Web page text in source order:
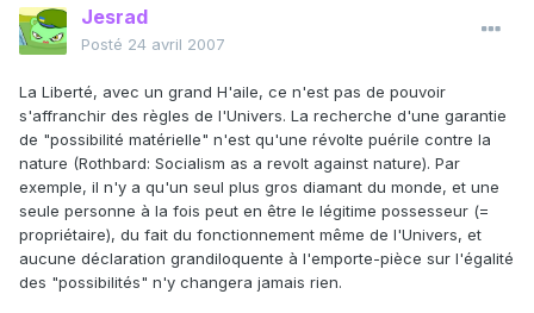
Jesrad
Posté 24 avril 2007
La Liberté, avec un grand H'aile, ce n'est pas de pouvoir
s'affranchir des règles de l'Univers. La recherche d'une garantie
de "possibilité matérielle" n'est qu'une révolte puérile contre la
nature (Rothbard: Socialism as a revolt against nature). Par
exemple, il n'y a qu'un seul plus gros diamant du monde, et une
seule personne à la fois peut en être le légitime possesseur (=
propriétaire), du fait du fonctionnement même de l'Univers, et
aucune déclaration grandiloquente à l'emporte-pièce sur l'égalité
des "possibilités" n'y changera jamais rien.